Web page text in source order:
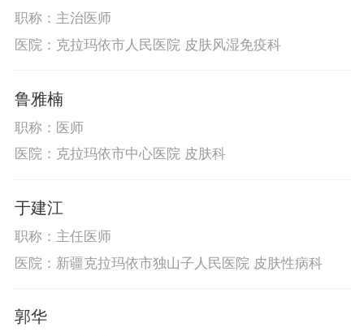
职称：主治医师
医院：克拉玛依市人民医院 皮肤风湿免疫科
鲁雅楠
职称：医师
医院：克拉玛依市中心医院 皮肤科
于建江
职称：主任医师
医院：新疆克拉玛依市独山子人民医院 皮肤性病科
郭华